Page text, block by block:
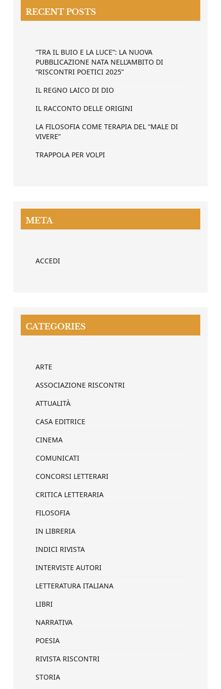
RECENT POSTS
“TRA IL BUIO E LA LUCE”: LA NUOVA
PUBBLICAZIONE NATA NELL’AMBITO DI
“RISCONTRI POETICI 2025”
IL REGNO LAICO DI DIO
IL RACCONTO DELLE ORIGINI
LA FILOSOFIA COME TERAPIA DEL “MALE DI
VIVERE”
TRAPPOLA PER VOLPI
META
ACCEDI
CATEGORIES
ARTE
ASSOCIAZIONE RISCONTRI
ATTUALITÀ
CASA EDITRICE
CINEMA
COMUNICATI
CONCORSI LETTERARI
CRITICA LETTERARIA
FILOSOFIA
IN LIBRERIA
INDICI RIVISTA
INTERVISTE AUTORI
LETTERATURA ITALIANA
LIBRI
NARRATIVA
POESIA
RIVISTA RISCONTRI
STORIA